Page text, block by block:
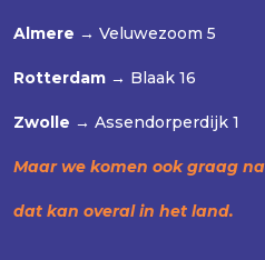
Almere → Veluwezoom 5
Rotterdam → Blaak 16
Zwolle → Assendorperdijk 1
Maar we komen ook graag
dat kan overal in het land.